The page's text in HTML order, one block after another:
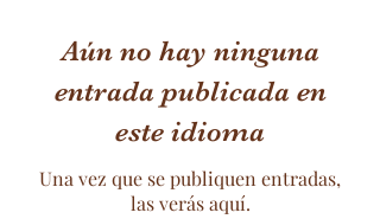
Aún no hay ninguna
entrada publicada en
este idioma
Una vez que se publiquen entradas,
las verás aquí.